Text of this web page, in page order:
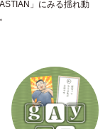
」にみる揺れ動